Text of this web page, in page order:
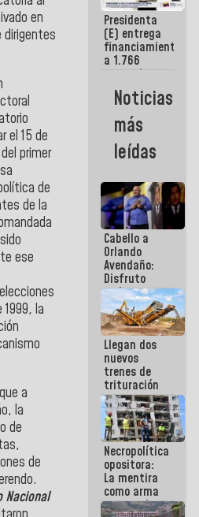
en
el 15 de
primer
de
de la
ese
la
a
la
de
de
Nacional
acompañada
por el
Gobierno
Nacional
Presidenta
(E) entrega
financiamientos
a 1.766
comerciantes
emprendedores
afectados
por
terremotos
Noticias
más
leídas
Cabello a
Orlando
Avendaño:
Disfruto
cada vez
que escribes
porque lo
que haces
es
embarrarla
Llegan dos
nuevos
trenes de
trituración
para
optimizar
manejo de
escombros
en La Guaira
Necropolítica
opositora:
La mentira
como arma
contra el